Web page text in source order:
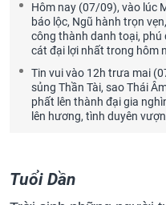
Hôm nay (07/09), vào lúc
báo lộc, Ngũ hành trọn
công thành danh toại, phú
cát đại lợi nhất trong hôm
Tin vui vào 12h trưa mai
sủng Thần Tài, sao Thái
phất lên thành đại gia
lên hương, tình duyên
Tuổi Dần